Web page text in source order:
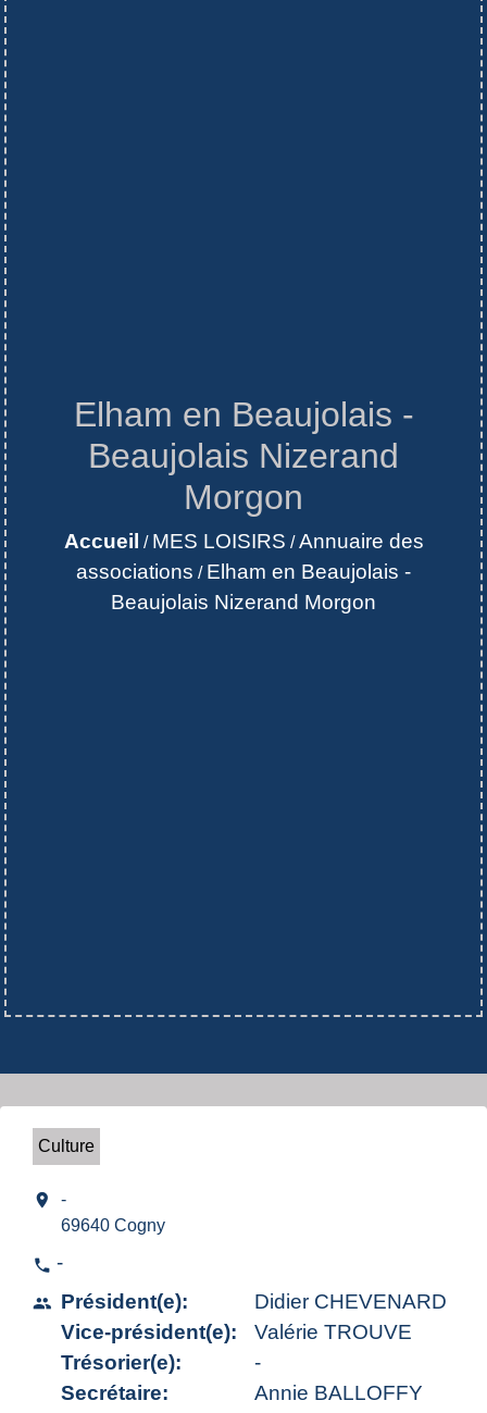
Elham en Beaujolais -
Beaujolais Nizerand
Morgon
Accueil / MES LOISIRS /Annuaire des
associations / Elham en Beaujolais -
Beaujolais Nizerand Morgon
Culture
location_on
-
69640 Cogny
phone -
people Président(e):
Vice-président(e):
Trésorier(e):
Secrétaire:
Didier CHEVENARD
Valérie TROUVE
-
Annie BALLOFFY